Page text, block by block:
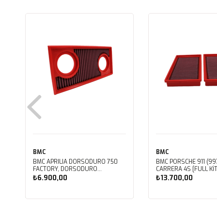
BMC
BMC APRILIA DORSODURO 750
FACTORY, DORSODURO
900, SHIVER 750 GT, SHIVER
750 KUTU İÇİ PERFORMANS HAVA
₺6.900,00
BMC
BMC PORSCHE 911
CARRERA 4S [FULL
PERFORMANS HAVA
FB468/20
₺13.700,00